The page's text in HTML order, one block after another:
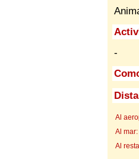
-
Al
Al mar:
Al